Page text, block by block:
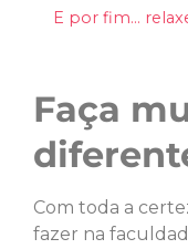
E por fim…
Faça
Com toda a
fazer na